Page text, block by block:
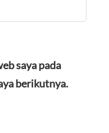
saya pada
berikutnya.